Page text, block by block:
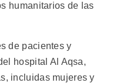
humanitarios de las
de pacientes y
hospital Al Aqsa,
incluidas mujeres y